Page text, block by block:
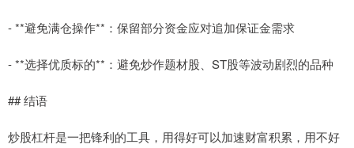
- **避免满仓操作**：保留部分资金应对追加保证金需求
- **选择优质标的**：避免炒作题材股、ST股等波动剧烈的品种
## 结语
炒股杠杆是一把锋利的工具，用得好可以加速财富积累，用不好